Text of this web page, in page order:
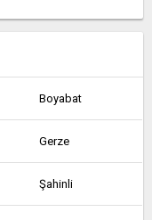
Boyabat
Gerze
Şahinli